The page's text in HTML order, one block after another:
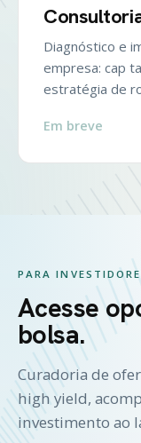
Diagnóstico e
empresa: cap
estratégia de
Em breve
PARA
Acesse
bolsa.
Curadoria de
high yield,
investimento ao